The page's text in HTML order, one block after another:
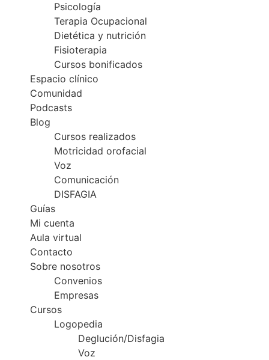
Psicología
Terapia Ocupacional
Dietética y nutrición
Fisioterapia
Cursos bonificados
Espacio clínico
Comunidad
Podcasts
Blog
Cursos realizados
Motricidad orofacial
Voz
Comunicación
DISFAGIA
Guías
Mi cuenta
Aula virtual
Contacto
Sobre nosotros
Convenios
Empresas
Cursos
Logopedia
Deglución/Disfagia
Voz